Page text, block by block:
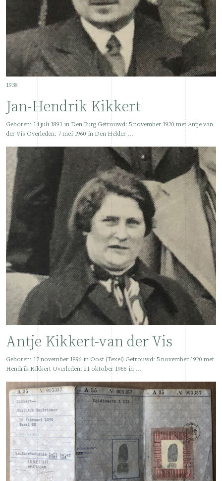
1938
Jan-Hendrik Kikkert
Geboren: 14 juli 1891 in Den Burg Getrouwd: 5 november 1920 met Antje van
der Vis Overleden: 7 mei 1960 in Den Helder ...
Antje Kikkert-van der Vis
Geboren: 17 november 1896 in Oost (Texel) Getrouwd: 5 november 1920 met
Hendrik Kikkert Overleden: 21 oktober 1966 in ...